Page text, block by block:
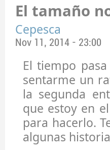
El tamaño
Cepesca
Nov 11, 2014 - 23:00
El tiempo
sentarme un
la segunda
que estoy en
para hacerlo.
algunas